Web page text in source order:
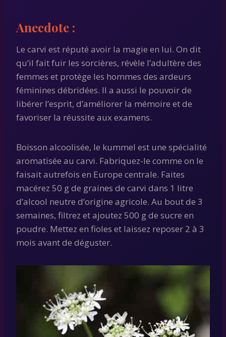
Anecdote :
Le carvi est réputé avoir la magie en lui. On dit
qu’il fait fuir les sorcières, révèle l’adultère des
femmes et protège les hommes des ardeurs
féminines débridées. Il a aussi le pouvoir de
libérer l’esprit, d’améliorer la mémoire et de
favoriser la réussite aux examens.
Boisson alcoolisée, le kummel est une spécialité
aromatisée au carvi. Fabriquez-le comme on le
faisait autrefois en Europe centrale. Faites
macérez 50 g de graines de carvi dans 1 litre
d’alcool neutre d’origine agricole. Au bout de 3
semaines, filtrez et ajoutez 500 g de sucre en
poudre. Mettez en fioles et laissez reposer 2 à 3
mois avant de déguster.